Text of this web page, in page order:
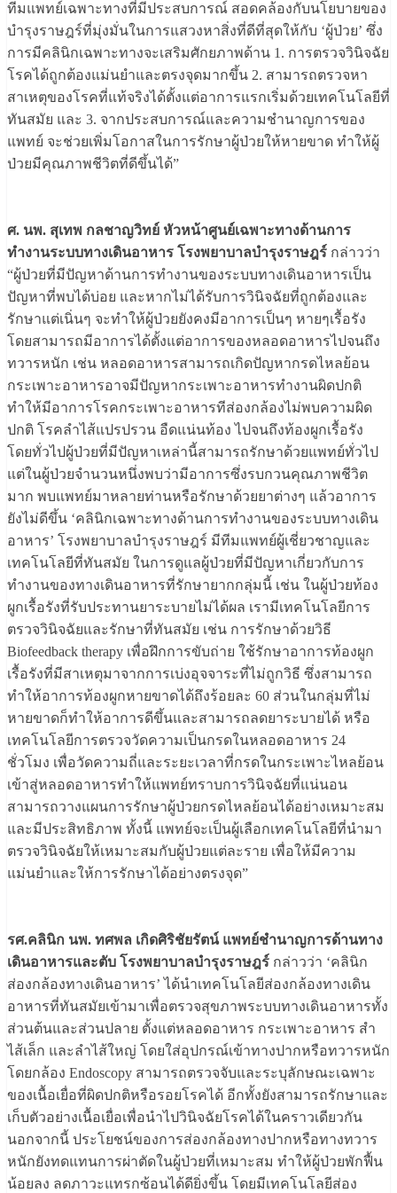
ทีมแพทย์เฉพาะทางที่มีประสบการณ์ สอดคล้องกับนโยบายของ
บำรุงราษฎร์ที่มุ่งมั่นในการแสวงหาสิ่งที่ดีที่สุดให้กับ ‘ผู้ป่วย’ ซึ่ง
การมีคลินิกเฉพาะทางจะเสริมศักยภาพด้าน 1. การตรวจวินิจฉัย
โรคได้ถูกต้องแม่นยำและตรงจุดมากขึ้น 2. สามารถตรวจหา
สาเหตุของโรคที่แท้จริงได้ตั้งแต่อาการแรกเริ่มด้วยเทคโนโลยีที่
ทันสมัย และ 3. จากประสบการณ์และความชำนาญการของ
แพทย์ จะช่วยเพิ่มโอกาสในการรักษาผู้ป่วยให้หายขาด ทำให้ผู้
ป่วยมีคุณภาพชีวิตที่ดีขึ้นได้”
ศ. นพ. สุเทพ กลชาญวิทย์ หัวหน้าศูนย์เฉพาะทางด้านการ
ทำงานระบบทางเดินอาหาร โรงพยาบาลบำรุงราษฎร์ กล่าวว่า
“ผู้ป่วยที่มีปัญหาด้านการทำงานของระบบทางเดินอาหารเป็น
ปัญหาที่พบได้บ่อย และหากไม่ได้รับการวินิจฉัยที่ถูกต้องและ
รักษาแต่เนิ่นๆ จะทำให้ผู้ป่วยยังคงมีอาการเป็นๆ หายๆเรื้อรัง
โดยสามารถมีอาการได้ตั้งแต่อาการของหลอดอาหารไปจนถึง
ทวารหนัก เช่น หลอดอาหารสามารถเกิดปัญหากรดไหลย้อน
กระเพาะอาหารอาจมีปัญหากระเพาะอาหารทำงานผิดปกติ
ทำให้มีอาการโรคกระเพาะอาหารทีส่องกล้องไม่พบความผิด
ปกติ โรคลำไส้แปรปรวน อืดแน่นท้อง ไปจนถึงท้องผูกเรื้อรัง
โดยทั่วไปผู้ป่วยที่มีปัญหาเหล่านี้สามารถรักษาด้วยแพทย์ทั่วไป
แต่ในผู้ป่วยจำนวนหนึ่งพบว่ามีอาการซึ่งรบกวนคุณภาพชีวิต
มาก พบแพทย์มาหลายท่านหรือรักษาด้วยยาต่างๆ แล้วอาการ
ยังไม่ดีขึ้น ‘คลินิกเฉพาะทางด้านการทำงานของระบบทางเดิน
อาหาร’ โรงพยาบาลบำรุงราษฎร์ มีทีมแพทย์ผู้เชี่ยวชาญและ
เทคโนโลยีที่ทันสมัย ในการดูแลผู้ป่วยที่มีปัญหาเกี่ยวกับการ
ทำงานของทางเดินอาหารที่รักษายากกลุ่มนี้ เช่น ในผู้ป่วยท้อง
ผูกเรื้อรังที่รับประทานยาระบายไม่ได้ผล เรามีเทคโนโลยีการ
ตรวจวินิจฉัยและรักษาที่ทันสมัย เช่น การรักษาด้วยวิธี
Biofeedback therapy เพื่อฝึกการขับถ่าย ใช้รักษาอาการท้องผูก
เรื้อรังที่มีสาเหตุมาจากการเบ่งอุจจาระที่ไม่ถูกวิธี ซึ่งสามารถ
ทำให้อาการท้องผูกหายขาดได้ถึงร้อยละ 60 ส่วนในกลุ่มที่ไม่
หายขาดก็ทำให้อาการดีขึ้นและสามารถลดยาระบายได้ หรือ
เทคโนโลยีการตรวจวัดความเป็นกรดในหลอดอาหาร 24
ชั่วโมง เพื่อวัดความถี่และระยะเวลาที่กรดในกระเพาะไหลย้อน
เข้าสู่หลอดอาหารทำให้แพทย์ทราบการวินิจฉัยที่แน่นอน
สามารถวางแผนการรักษาผู้ป่วยกรดไหลย้อนได้อย่างเหมาะสม
และมีประสิทธิภาพ ทั้งนี้ แพทย์จะเป็นผู้เลือกเทคโนโลยีที่นำมา
ตรวจวินิจฉัยให้เหมาะสมกับผู้ป่วยแต่ละราย เพื่อให้มีความ
แม่นยำและให้การรักษาได้อย่างตรงจุด”
รศ.คลินิก นพ. ทศพล เกิดศิริชัยรัตน์ แพทย์ชำนาญการด้านทาง
เดินอาหารและตับ โรงพยาบาลบำรุงราษฎร์ กล่าวว่า ‘คลินิก
ส่องกล้องทางเดินอาหาร’ ได้นำเทคโนโลยีส่องกล้องทางเดิน
อาหารที่ทันสมัยเข้ามาเพื่อตรวจสุขภาพระบบทางเดินอาหารทั้ง
ส่วนต้นและส่วนปลาย ตั้งแต่หลอดอาหาร กระเพาะอาหาร สำ
ไส้เล็ก และลำไส้ใหญ่ โดยใส่อุปกรณ์เข้าทางปากหรือทวารหนัก
โดยกล้อง Endoscopy สามารถตรวจจับและระบุลักษณะเฉพาะ
ของเนื้อเยื่อที่ผิดปกติหรือรอยโรคได้ อีกทั้งยังสามารถรักษาและ
เก็บตัวอย่างเนื้อเยื่อเพื่อนำไปวินิจฉัยโรคได้ในคราวเดียวกัน
นอกจากนี้ ประโยชน์ของการส่องกล้องทางปากหรือทางทวาร
หนักยังทดแทนการผ่าตัดในผู้ป่วยที่เหมาะสม ทำให้ผู้ป่วยพักฟื้น
น้อยลง ลดภาวะแทรกซ้อนได้ดียิ่งขึ้น โดยมีเทคโนโลยีส่อง